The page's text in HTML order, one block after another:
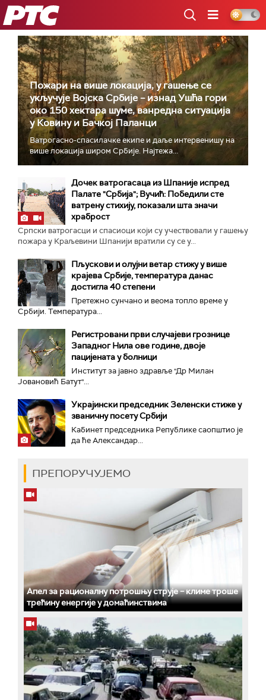
РТС
Пожари на више локација, у гашење се
укључује Војска Србије – изнад Ушћа гори
око 150 хектара шуме, ванредна ситуација
у Ковину и Бачкој Паланци
Ватрогасно-спасилачке екипе и даље интервенишу на
више локација широм Србије. Најтежа...
Дочек ватрогасаца из Шпаније испред
Палате "Србија"; Вучић: Победили сте
ватрену стихију, показали шта значи
храброст
Српски ватрогасци и спасиоци који су учествовали у гашењу
пожара у Краљевини Шпанији вратили су се у...
Пљускови и олујни ветар стижу у више
крајева Србије, температура данас
достигла 40 степени
Претежно сунчано и веома топло време у
Србији. Температура...
Регистровани први случајеви грознице
Западног Нила ове године, двоје
пацијената у болници
Институт за јавно здравље "Др Милан
Јовановић Батут"...
Украјински председник Зеленски стиже у
званичну посету Србији
Кабинет председника Републике саопштио је
да ће Александар...
ПРЕПОРУЧУЈЕМО
Апел за рационалну потрошњу струје – климе троше
трећину енергије у домаћинствима